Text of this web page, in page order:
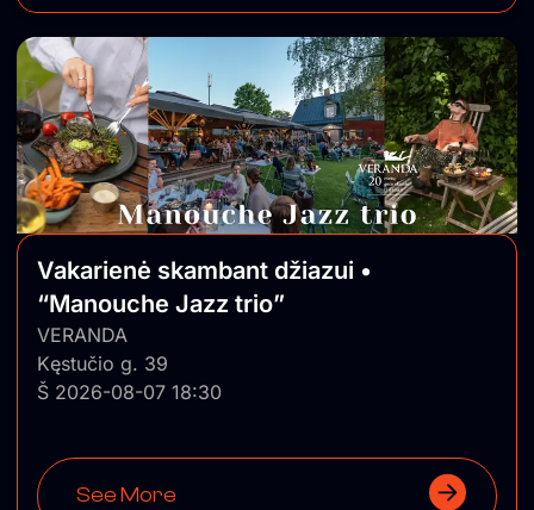
Vakarienė skambant džiazui •
“Manouche Jazz trio”
VERANDA
Kęstučio g. 39
Š 2026-08-07 18:30
See More